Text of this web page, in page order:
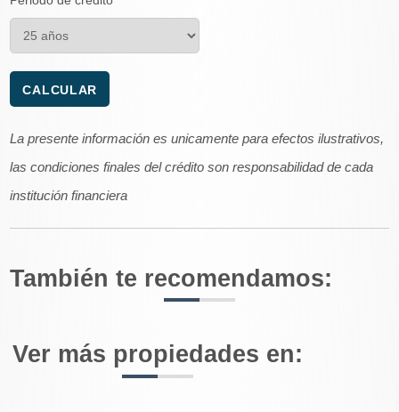
La presente información es unicamente para efectos ilustrativos,
las condiciones finales del crédito son responsabilidad de cada
institución financiera
También te recomendamos:
Ver más propiedades en: